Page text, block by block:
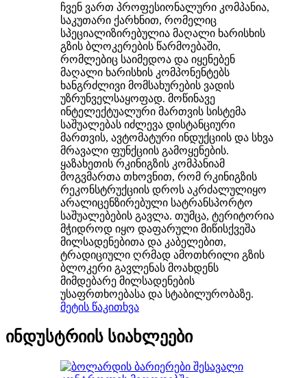
ჩვენ ვართ პროფესიონალური კომპანია,
საკუთარი ქარხნით, რომელიც
სპეციალიზირებულია მაღალი ხარისხის
გზის ბლოკერების წარმოებაში,
რომლებიც საიმედოა და იყენებენ
მაღალი ხარისხის კომპონენტებს
ხანგრძლივი მომსახურების ვადის
უზრუნველსაყოფად. მოწინავე
ინტელექტუალური მართვის სისტემა
საშუალებას იძლევა დისტანციური
მართვის, ავტომატური ინდუქციის და სხვა
მრავალი ფუნქციის გამოყენების.
ყაზახეთის რკინიგზის კომპანიამ
მოგვმართა თხოვნით, რომ რკინიგზის
რეკონსტრუქციის დროს აკრძალულიყო
არალიცენზირებული სატრანსპორტო
საშუალებების გავლა. თუმცა, ტერიტორია
მჭიდროდ იყო დაფარული მიწისქვეშა
მილსადენებითა და კაბელებით,
ტრადიციული ღრმად ამოთხრილი გზის
ბლოკერი გავლენას მოახდენს
მიმდებარე მილსადენების
უსაფრთხოებასა და სტაბილურობაზე.
მეტის წაკითხვა
ინდუსტრიის სიახლეები